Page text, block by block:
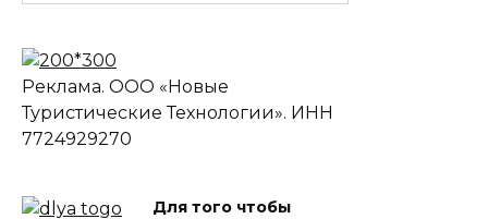
Реклама. ООО «Новые
Туристические Технологии». ИНН
7724929270
Для того чтобы